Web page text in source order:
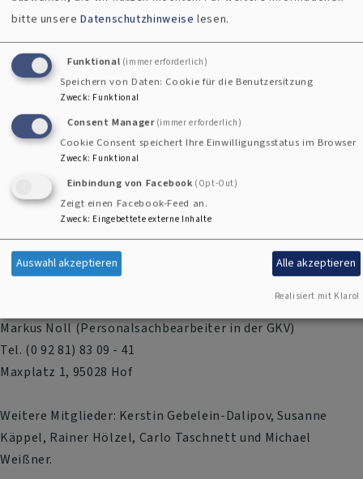
MAV Hof/Stadt:
1. Vorsitzender:
E-Mail:MAV-Hof-Stadt@elkb.de
Tel.: 09281 83 09 - 85
Fax: 09281 83 09 - 7 85
Markus Noll (Personalsachbearbeiter in der GKV)
Tel. (0 92 81) 83 09 - 41
Maxplatz 1, 95028 Hof
Weitere Mitglieder: Kerstin Gebelein-Dalipov, Susanne
Käppel, Rainer Hölzel, Carlo Taschnett und Michael
Weißner.
bitte unsereDatenschutzhinweise lesen.
Funktional (immer erforderlich)
Speichern von Daten: Cookie für die Benutzersitzung
Zweck: Funktional
Consent Manager (immer erforderlich)
Cookie Consent speichert Ihre Einwilligungsstatus im Browser
Zweck: Funktional
Einbindung von Facebook (Opt-Out)
Zeigt einen Facebook-Feed an.
Zweck: Eingebettete externe Inhalte
Auswahl akzeptieren Alle akzeptieren
Realisiert mit Klaro!